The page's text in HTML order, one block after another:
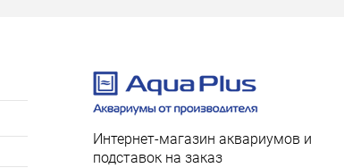
Интернет-магазин аквариумов и
подставок на заказ